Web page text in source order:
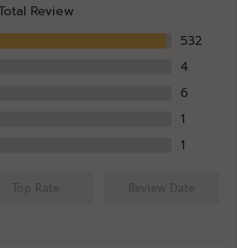
หมดอายุ: 06/27
2466603-1
เชื้อก่อโร
TH-BU0001-0303
Review
532
4
6
1
1
Top Rate Review Date